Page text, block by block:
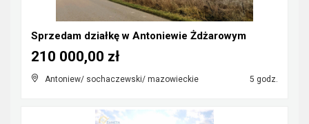
Sprzedam działkę w Antoniewie Żdżarowym
Antoniew/ sochaczewski/ mazowieckie 5 godz.
210 000,00 zł